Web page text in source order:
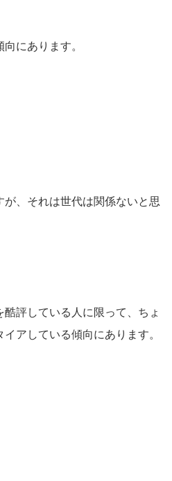
にあります。
、それは世代は関係ないと思
評している人に限って、ちょ
アしている傾向にあります。